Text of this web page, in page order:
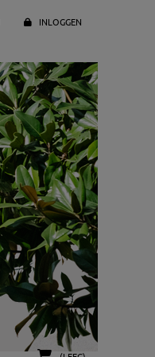
INLOGGEN